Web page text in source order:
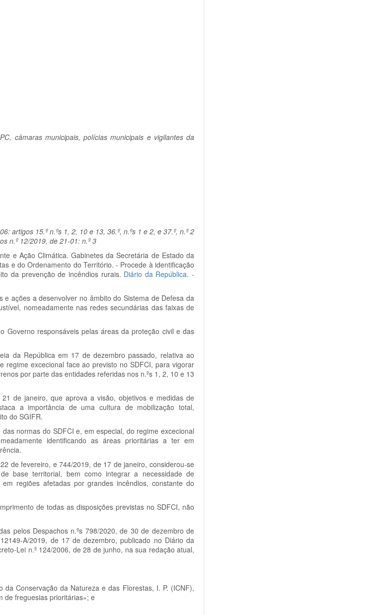
câmaras municipais, polícias municipais e vigilantes da
artigos 15.º n.ºs 1, 2, 10 e 13, 36.º, n.ºs 1 e 2, e 37.º, n.º 2
n.º 12/2019, de 21-01: n.º 3
e Ação Climática. Gabinetes da Secretária de Estado da
e do Ordenamento do Território. - Procede à identificação
da prevenção de incêndios rurais. Diário da República. -
ações a desenvolver no âmbito do Sistema de Defesa da
nomeadamente nas redes secundárias das faixas de
Governo responsáveis pelas áreas da proteção civil e das
da República em 17 de dezembro passado, relativa ao
excecional face ao previsto no SDFCI, para vigorar
por parte das entidades referidas nos n.ºs 1, 2, 10 e 13
de janeiro, que aprova a visão, objetivos e medidas de
a importância de uma cultura de mobilização total,
do SGIFR.
normas do SDFCI e, em especial, do regime excecional
identificando as áreas prioritárias a ter em
de fevereiro, e 744/2019, de 17 de janeiro, considerou-se
base territorial, bem como integrar a necessidade de
regiões afetadas por grandes incêndios, constante do
de todas as disposições previstas no SDFCI, não
pelos Despachos n.ºs 798/2020, de 30 de dezembro de
A/2019, de 17 de dezembro, publicado no Diário da
Lei n.º 124/2006, de 28 de junho, na sua redação atual,
Conservação da Natureza e das Florestas, I. P. (ICNF),
de freguesias prioritárias»; e